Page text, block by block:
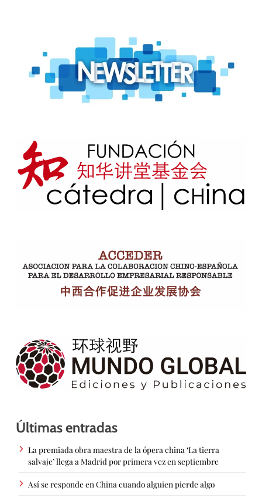
Últimas entradas
La premiada obra maestra de la ópera china ‘La tierra
salvaje’ llega a Madrid por primera vez en septiembre
Así se responde en China cuando alguien pierde algo